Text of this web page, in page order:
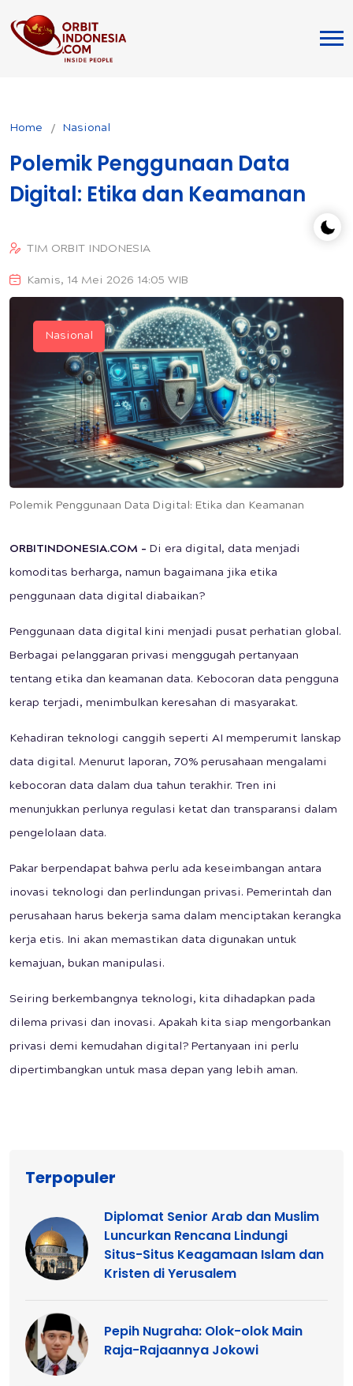
Home Nasional
Polemik Penggunaan Data
Digital: Etika dan Keamanan
TIM ORBIT INDONESIA
Kamis, 14 Mei 2026 14:05 WIB
Polemik Penggunaan Data Digital: Etika dan Keamanan
Nasional
ORBITINDONESIA.COM – Di era digital, data menjadi
komoditas berharga, namun bagaimana jika etika
penggunaan data digital diabaikan?
Penggunaan data digital kini menjadi pusat perhatian global.
Berbagai pelanggaran privasi menggugah pertanyaan
tentang etika dan keamanan data. Kebocoran data pengguna
kerap terjadi, menimbulkan keresahan di masyarakat.
Kehadiran teknologi canggih seperti AI memperumit lanskap
data digital. Menurut laporan, 70% perusahaan mengalami
kebocoran data dalam dua tahun terakhir. Tren ini
menunjukkan perlunya regulasi ketat dan transparansi dalam
pengelolaan data.
Pakar berpendapat bahwa perlu ada keseimbangan antara
inovasi teknologi dan perlindungan privasi. Pemerintah dan
perusahaan harus bekerja sama dalam menciptakan kerangka
kerja etis. Ini akan memastikan data digunakan untuk
kemajuan, bukan manipulasi.
Seiring berkembangnya teknologi, kita dihadapkan pada
dilema privasi dan inovasi. Apakah kita siap mengorbankan
privasi demi kemudahan digital? Pertanyaan ini perlu
dipertimbangkan untuk masa depan yang lebih aman.
Terpopuler
Diplomat Senior Arab dan Muslim
Luncurkan Rencana Lindungi
Situs-Situs Keagamaan Islam dan
Kristen di Yerusalem
Pepih Nugraha: Olok-olok Main
Raja-Rajaannya Jokowi